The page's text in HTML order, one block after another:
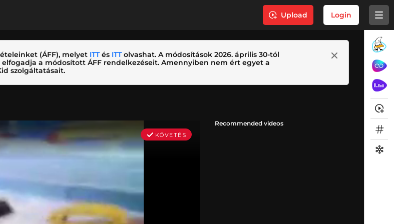
Upload Login
(ÁFF), melyet ITTés ITTolvashat. A módosítások 2026. április 30-tól
a módosított ÁFF rendelkezéseit. Amennyiben nem ért egyet a
szolgáltatásait.
Recommended videos